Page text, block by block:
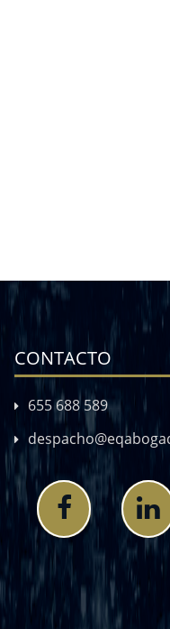
CONTACTO
655 688 589